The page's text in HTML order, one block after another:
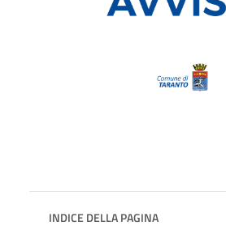
INDICE DELLA PAGINA